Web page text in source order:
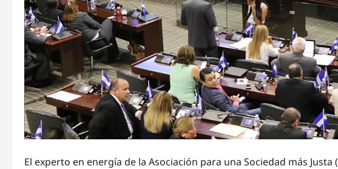
El experto en energía de la Asociación para una Sociedad más Justa